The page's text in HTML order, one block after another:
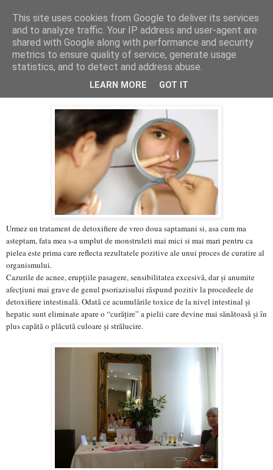
PentruDive.ro
marți, 9 octombrie 2012
Pentru Salvarea Pielii sunati la No.7
Urmez un tratament de detoxifiere de vreo doua saptamani si, asa cum ma
asteptam, fata mea s-a umplut de monstruleti mai mici si mai mari pentru ca
pielea este prima care reflecta rezultatele pozitive ale unui proces de curatire al
organismului.
Cazurile de acnee, erupțiile pasagere, sensibilitatea excesivă, dar și anumite
afecțiuni mai grave de genul psoriazisului răspund pozitiv la procedeele de
detoxifiere intestinală. Odată ce acumulările toxice de la nivel intestinal și
hepatic sunt eliminate apare o “curățire” a pielii care devine mai sănătoasă și în
pluscapătă o plăcută culoare și strălucire.
This site uses cookies from Google to deliver its services
and to analyze traffic. Your IP address and user-agent are
shared with Google along with performance and security
metrics to ensure quality of service, generate usage
statistics, and to detect and address abuse.
LEARN MORE GOT IT